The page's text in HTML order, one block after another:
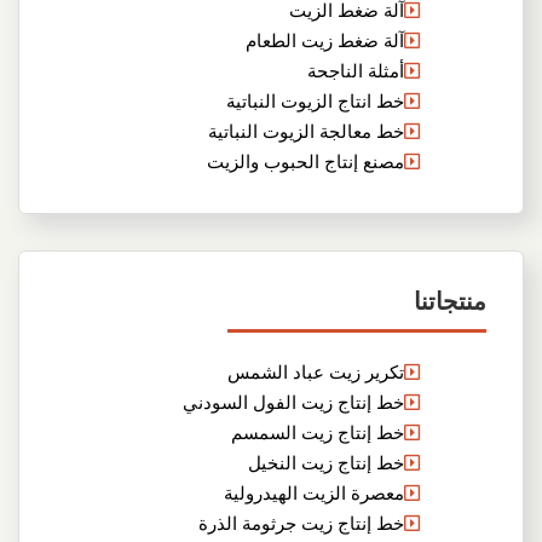
آلة ضغط الزيت
آلة ضغط زيت الطعام
أمثلة الناجحة
خط انتاج الزيوت النباتية
خط معالجة الزيوت النباتية
مصنع إنتاج الحبوب والزيت
منتجاتنا
تكرير زيت عباد الشمس
خط إنتاج زيت الفول السودني
خط إنتاج زيت السمسم
خط إنتاج زيت النخيل
معصرة الزيت الهيدرولية
خط إنتاج زيت جرثومة الذرة